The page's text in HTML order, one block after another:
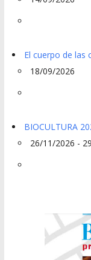
El cuerpo de las
18/09/2026
BIOCULTURA
26/11/2026 -